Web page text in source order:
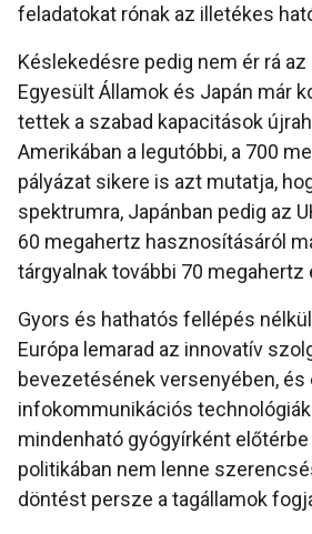
feladatokat rónak az illetékes
Késlekedésre pedig nem ér rá
Egyesült Államok és Japán már
tettek a szabad kapacitások
Amerikában a legutóbbi, a 700
pályázat sikere is azt mutatja,
spektrumra, Japánban pedig az
60 megahertz hasznosításáról
tárgyalnak további 70
Gyors és hathatós fellépés
Európa lemarad az innovatív
bevezetésének versenyében, és
infokommunikációs
mindenható gyógyírként
politikában nem lenne
döntést persze a tagállamok